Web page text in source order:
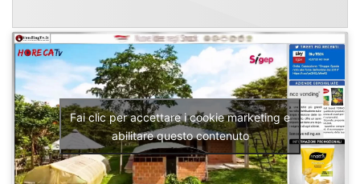
Fai clic per accettare i cookie marketing e
abilitare questo contenuto